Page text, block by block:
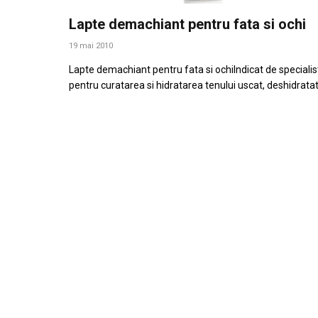
Lapte demachiant pentru fata si ochi
19 mai 2010
Lapte demachiant pentru fata si ochiIndicat de
pentru curatarea si hidratarea tenului uscat,